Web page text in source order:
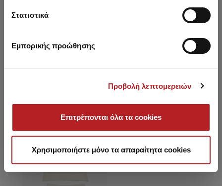
Στατιστικά
Εμπορικής προώθησης
Προβολή λεπτομερειών
Επιτρέπονται όλα τα cookies
Χρησιμοποιήστε μόνο τα απαραίτητα cookies
10,80 € -20%
Είδατε πρόσφατα
SALE